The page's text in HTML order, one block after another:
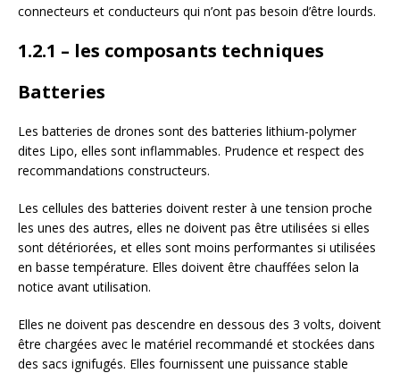
connecteurs et conducteurs qui n’ont pas besoin d’être lourds.
1.2.1 – les composants techniques
Batteries
Les batteries de drones sont des batteries lithium-polymer
dites Lipo, elles sont inflammables. Prudence et respect des
recommandations constructeurs.
Les cellules des batteries doivent rester à une tension proche
les unes des autres, elles ne doivent pas être utilisées si elles
sont détériorées, et elles sont moins performantes si utilisées
en basse température. Elles doivent être chauffées selon la
notice avant utilisation.
Elles ne doivent pas descendre en dessous des 3 volts, doivent
être chargées avec le matériel recommandé et stockées dans
des sacs ignifugés. Elles fournissent une puissance stable